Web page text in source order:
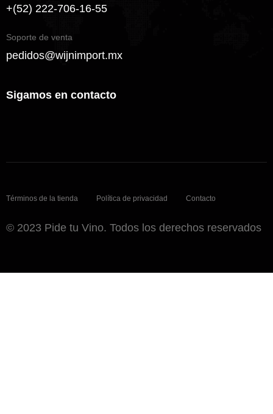
+(52) 222-706-16-55
Soporte de venta
pedidos@wijnimport.mx
Sigamos en contacto
Términos de la tienda Política de privacidad Contacto
© 2023 Pide tu Vino. Todos los derechos reservados